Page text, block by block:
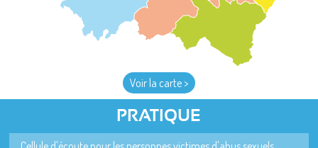
Voir la carte >
PRATIQUE